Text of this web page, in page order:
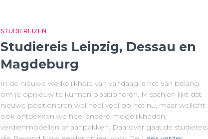
STUDIEREIZEN
Studiereis Leipzig, Dessau en
Magdeburg
In de nieuwe werkelijkheid van vandaag is het van belang
om je opnieuw te kunnen positioneren. Misschien lijkt dat
nieuwe positioneren wel heel veel op het nu, maar wellicht
ook ontdekken we heel andere mogelijkheden,
verdienmodellen of aanpakken. Daarover gaat de studiereis